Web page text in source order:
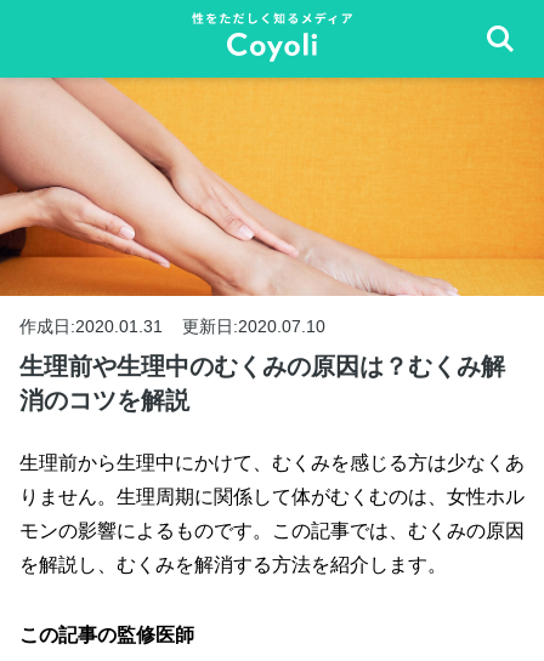
作成日:2020.01.31 更新日:2020.07.10
生理前や生理中のむくみの原因は？むくみ解
消のコツを解説
生理前から生理中にかけて、むくみを感じる方は少なくあ
りません。生理周期に関係して体がむくむのは、女性ホル
モンの影響によるものです。この記事では、むくみの原因
を解説し、むくみを解消する方法を紹介します。
この記事の監修医師